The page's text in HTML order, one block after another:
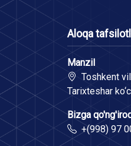
Aloqa
Manzil
Toshkent
Tarixteshar
Bizga
+(998) 97